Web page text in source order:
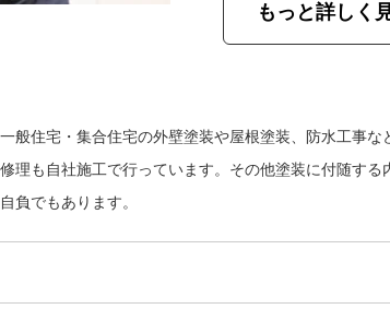
もっと詳しく
般住宅・集合住宅の外壁塗装や屋根塗装、防水工事
理も自社施工で行っています。その他塗装に付随す
負でもあります。